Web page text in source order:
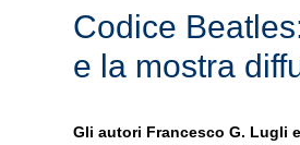
Codice
e la mostra
Gli autori Francesco G. Lugli